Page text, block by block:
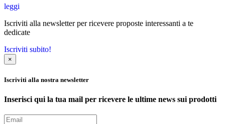
leggi
Iscriviti alla newsletter per ricevere proposte interessanti a te
dedicate
Iscriviti subito!
×
Iscriviti alla nostra newsletter
Inserisci qui la tua mail per ricevere le ultime news sui prodotti